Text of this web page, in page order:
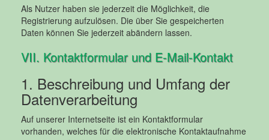
Als Nutzer haben sie jederzeit die Möglichkeit, die
Registrierung aufzulösen. Die über Sie gespeicherten
Daten können Sie jederzeit abändern lassen.
VII. Kontaktformular und E-Mail-Kontakt
1. Beschreibung und Umfang der
Datenverarbeitung
Auf unserer Internetseite ist ein Kontaktformular
vorhanden, welches für die elektronische Kontaktaufnahme